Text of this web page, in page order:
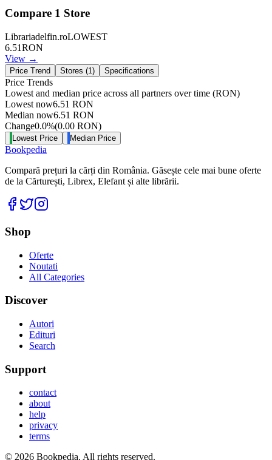
Compare 1 Store
Librariadelfin.roLOWEST
6.51RON
View →
Price Trend Stores (1) Specifications
Price Trends
Lowest and median price across all partners over time (RON)
Lowest now6.51 RON
Median now6.51 RON
Change0.0%(0.00 RON)
Lowest Price Median Price
Bookpedia
Compară prețuri la cărți din România. Găsește cele mai bune oferte
de la Cărturești, Librex, Elefant și alte librării.
Facebook
Twitter
Shop
Oferte
Noutati
All Categories
Discover
Autori
Edituri
Search
Support
contact
about
help
privacy
terms
© 2026 Bookpedia. All rights reserved.